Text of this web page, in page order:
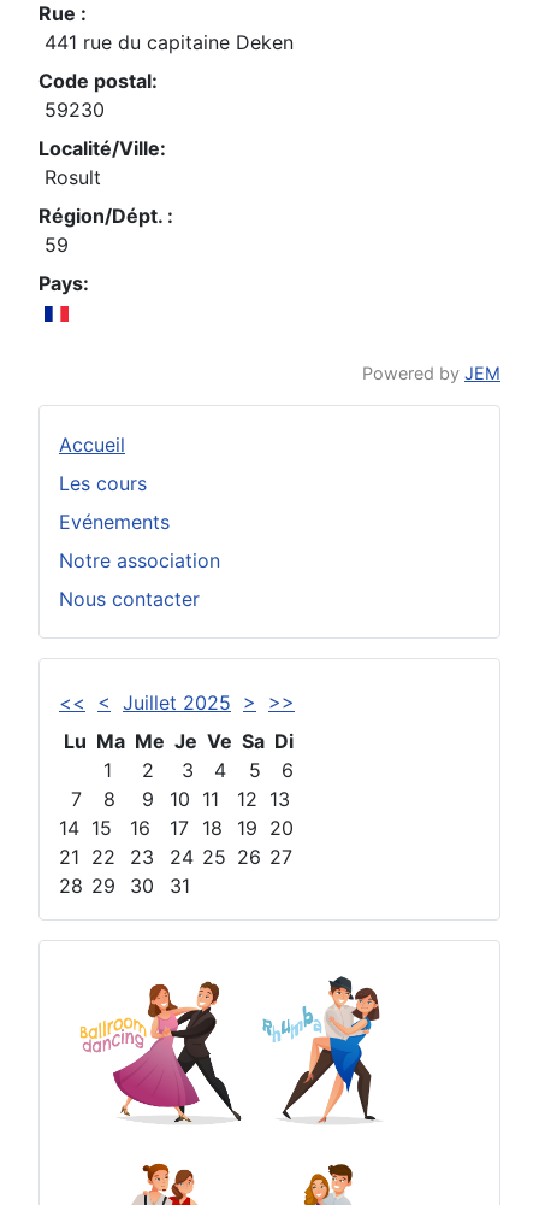
Accueil
Les cours
Evénements
Notre association
Nous contacter
<< < Juillet 2025 >
>>
Lu Ma Me Je Ve Sa Di
1
2 3 4 5
6
7
8 9 10 11 12 13
14 15 16 17 18 19 20
21 22 23 24 25 26 27
28 29 30 31
Rue :
441 rue du capitaine Deken
Code postal:
59230
Localité/Ville:
Rosult
Région/Dépt. :
59
Pays:
Powered by JEM